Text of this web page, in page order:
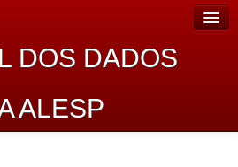
DOS DADOS
ALESP